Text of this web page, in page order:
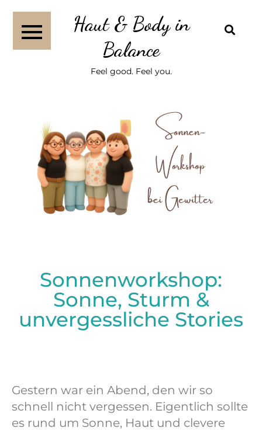
Haut & Body in
Balance
Feel good. Feel you.
Sonnenworkshop:
Sonne, Sturm &
unvergessliche Stories
Gestern war ein Abend, den wir so
schnell nicht vergessen. Eigentlich sollte
es rund um Sonne, Haut und clevere